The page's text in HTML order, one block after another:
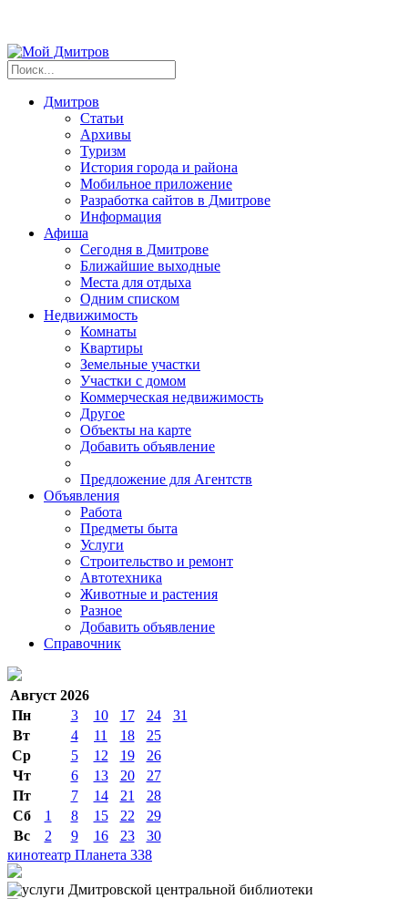
Дмитров
Статьи
Архивы
Туризм
История города и района
Мобильное приложение
Разработка сайтов в Дмитрове
Информация
Афиша
Сегодня в Дмитрове
Ближайшие выходные
Места для отдыха
Одним списком
Недвижимость
Комнаты
Квартиры
Земельные участки
Участки с домом
Коммерческая недвижимость
Другое
Объекты на карте
Добавить объявление
Предложение для Агентств
Объявления
Работа
Предметы быта
Услуги
Строительство и ремонт
Автотехника
Животные и растения
Разное
Добавить объявление
Справочник
Август 2026
Пн
3 10 17 24
31
Вт
4 11 18
25
Ср
5 12 19
26
Чт
6 13 20
27
Пт
7 14 21
28
Сб
1 8 15 22
29
Вс
2 9 16 23
30
кинотеатр Планета 338